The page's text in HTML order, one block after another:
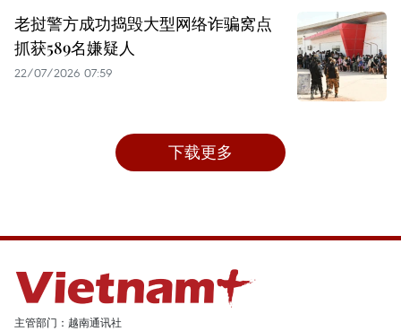
老挝警方成功捣毁大型网络诈骗窝点
抓获589名嫌疑人
22/07/2026 07:59
下载更多
主管部门：越南通讯社